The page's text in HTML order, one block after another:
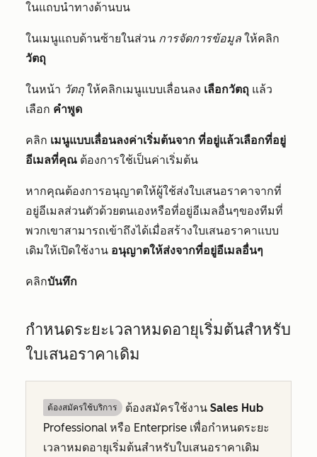
ในแถบนำทางด้านบน
ในเมนูแถบด้านซ้ายในส่วน การจัดการข้อมูล ให้คลิก
วัตถุ
ในหน้า วัตถุ ให้คลิกเมนูแบบเลื่อนลง เลือกวัตถุ แล้ว
เลือก คำพูด
คลิก เมนูแบบเลื่อนลงค่าเริ่มต้นจาก ที่อยู่แล้วเลือกที่อยู่
อีเมลที่คุณ ต้องการใช้เป็นค่าเริ่มต้น
หากคุณต้องการอนุญาตให้ผู้ใช้ส่งใบเสนอราคาจากที่
อยู่อีเมลส่วนตัวด้วยตนเองหรือที่อยู่อีเมลอื่นๆของทีมที่
พวกเขาสามารถเข้าถึงได้เมื่อสร้างใบเสนอราคาแบบ
เดิมให้เปิดใช้งาน อนุญาตให้ส่งจากที่อยู่อีเมลอื่นๆ
คลิกบันทึก
กำหนดระยะเวลาหมดอายุเริ่มต้นสำหรับ
ใบเสนอราคาเดิม
ต้องสมัครใช้บริการ ต้องสมัครใช้งาน Sales Hub
Professional หรือ Enterprise เพื่อกำหนดระยะ
เวลาหมดอายุเริ่มต้นสำหรับใบเสนอราคาเดิม